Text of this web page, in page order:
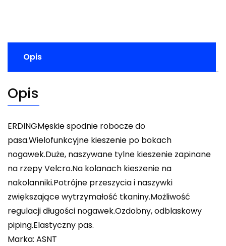
Opis
Opis
ERDINGMęskie spodnie robocze do
pasa.Wielofunkcyjne kieszenie po bokach
nogawek.Duże, naszywane tylne kieszenie zapinane
na rzepy Velcro.Na kolanach kieszenie na
nakolanniki.Potrójne przeszycia i naszywki
zwiększające wytrzymałość tkaniny.Możliwość
regulacji długości nogawek.Ozdobny, odblaskowy
piping.Elastyczny pas.
Marka: ASNT